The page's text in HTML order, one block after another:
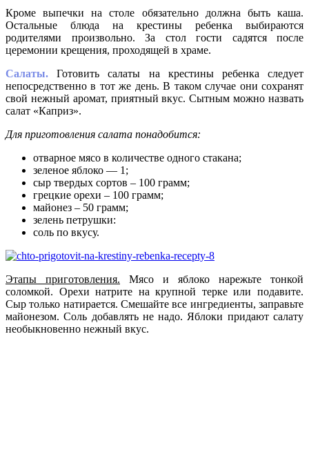
Кроме выпечки на столе обязательно должна быть каша.
Остальные блюда на крестины ребенка выбираются
родителями произвольно. За стол гости садятся после
церемонии крещения, проходящей в храме.
Салаты. Готовить салаты на крестины ребенка следует
непосредственно в тот же день. В таком случае они сохранят
свой нежный аромат, приятный вкус. Сытным можно назвать
салат «Каприз».
Для приготовления салата понадобится:
отварное мясо в количестве одного стакана;
зеленое яблоко — 1;
сыр твердых сортов – 100 грамм;
грецкие орехи – 100 грамм;
майонез – 50 грамм;
зелень петрушки:
соль по вкусу.
Этапы приготовления. Мясо и яблоко нарежьте тонкой
соломкой. Орехи натрите на крупной терке или подавите.
Сыр только натирается. Смешайте все ингредиенты, заправьте
майонезом. Соль добавлять не надо. Яблоки придают салату
необыкновенно нежный вкус.